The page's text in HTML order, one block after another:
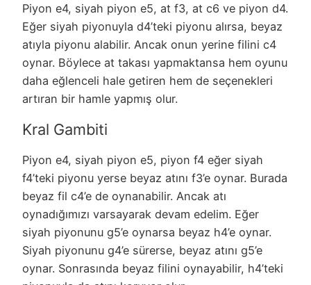
Piyon e4, siyah piyon e5, at f3, at c6 ve piyon d4.
Eğer siyah piyonuyla d4’teki piyonu alırsa, beyaz
atıyla piyonu alabilir. Ancak onun yerine filini c4
oynar. Böylece at takası yapmaktansa hem oyunu
daha eğlenceli hale getiren hem de seçenekleri
artıran bir hamle yapmış olur.
Kral Gambiti
Piyon e4, siyah piyon e5, piyon f4 eğer siyah
f4’teki piyonu yerse beyaz atını f3’e oynar. Burada
beyaz fil c4’e de oynanabilir. Ancak atı
oynadığımızı varsayarak devam edelim. Eğer
siyah piyonunu g5’e oynarsa beyaz h4’e oynar.
Siyah piyonunu g4’e sürerse, beyaz atını g5’e
oynar. Sonrasında beyaz filini oynayabilir, h4’teki